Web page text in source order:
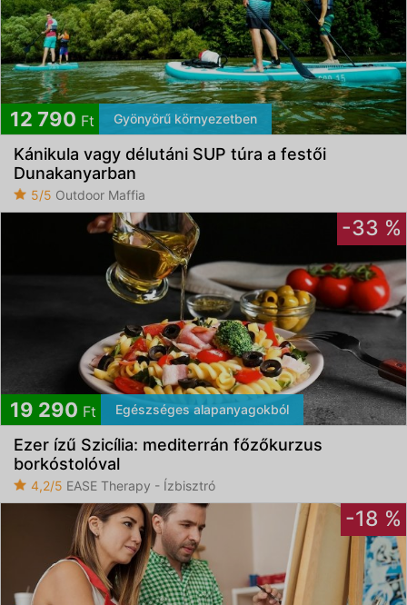
12 790 Ft Gyönyörű környezetben
Kánikula vagy délutáni SUP túra a festői
Dunakanyarban
5/5 Outdoor Maffia
-33 %
19 290 Ft Egészséges alapanyagokból
Ezer ízű Szicília: mediterrán főzőkurzus
borkóstolóval
4,2/5 EASE Therapy - Ízbisztró
-18 %